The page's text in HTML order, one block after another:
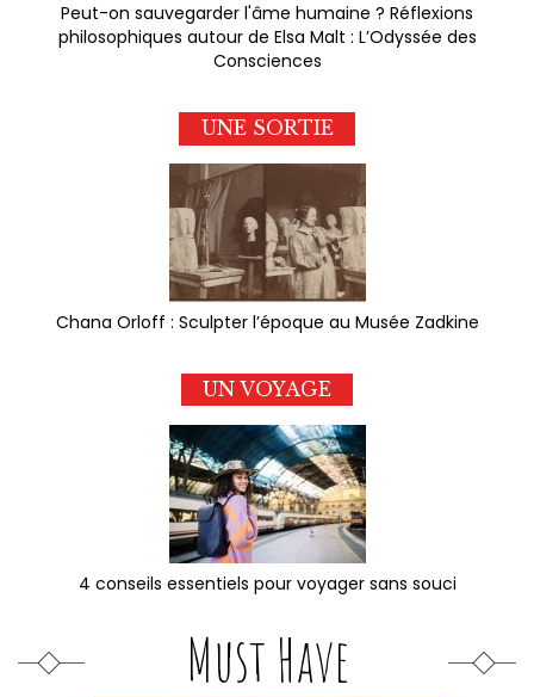
Peut-on sauvegarder l'âme humaine ? Réflexions
philosophiques autour de Elsa Malt : L’Odyssée des
Consciences
UNE SORTIE
Chana Orloff : Sculpter l’époque au Musée Zadkine
UN VOYAGE
4 conseils essentiels pour voyager sans souci
Must Have